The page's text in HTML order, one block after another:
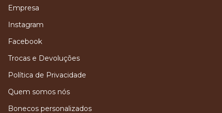
Empresa
Instagram
Facebook
Trocas e Devoluções
Política de Privacidade
Quem somos nós
Bonecos personalizados